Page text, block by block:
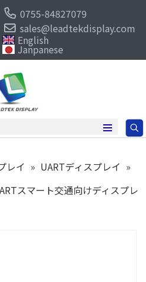
0755-84827079
sales@leadtekdisplay.com
English
Janpanese
レイ » UARTディスプレイ »
スマート交通向けディスプレ